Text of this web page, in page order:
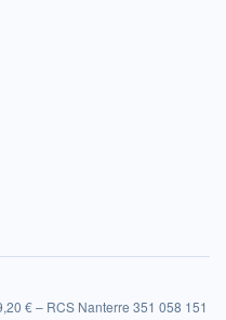
€ – RCS Nanterre 351 058 151